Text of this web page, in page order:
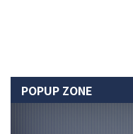
POPUP ZONE